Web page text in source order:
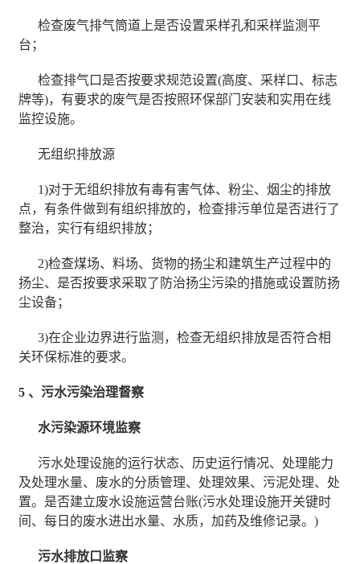
检查废气排气筒道上是否设置采样孔和采样监测平
台；
检查排气口是否按要求规范设置(高度、采样口、标志
牌等)，有要求的废气是否按照环保部门安装和实用在线
监控设施。
无组织排放源
1)对于无组织排放有毒有害气体、粉尘、烟尘的排放
点，有条件做到有组织排放的，检查排污单位是否进行了
整治，实行有组织排放；
2)检查煤场、料场、货物的扬尘和建筑生产过程中的
扬尘、是否按要求采取了防治扬尘污染的措施或设置防扬
尘设备；
3)在企业边界进行监测，检查无组织排放是否符合相
关环保标准的要求。
5 、污水污染治理督察
水污染源环境监察
污水处理设施的运行状态、历史运行情况、处理能力
及处理水量、废水的分质管理、处理效果、污泥处理、处
置。是否建立废水设施运营台账(污水处理设施开关键时
间、每日的废水进出水量、水质，加药及维修记录。)
污水排放口监察